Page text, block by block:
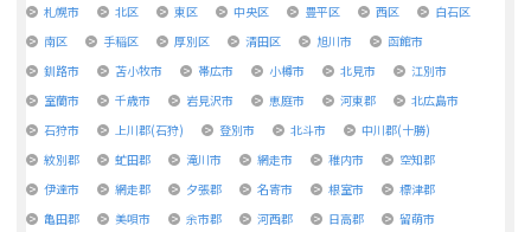
札幌市 北区 東区 中央区 豊平区 西区
白石区
南区
手稲区 厚別区 清田区 旭川市
函館市
釧路市
苫小牧市 帯広市 小樽市 北見市
江別市
室蘭市
千歳市 岩見沢市 恵庭市 河東郡
北広島市
石狩市
上川郡(石狩) 登別市 北斗市
中川郡(十勝)
紋別郡
虻田郡 滝川市 網走市 稚内市
空知郡
伊達市
網走郡 夕張郡 名寄市 根室市
標津郡
亀田郡
美唄市 余市郡 河西郡 日高郡
留萌市